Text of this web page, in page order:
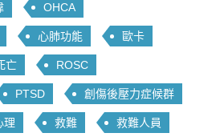
OHCA
心肺功能 歐卡
亡 ROSC
PTSD 創傷後壓力症候群
理 救難 救難人員